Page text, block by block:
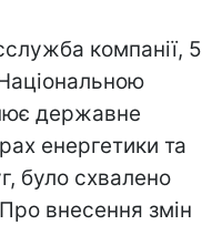
компанії, 5
державне
енергетики та
було схвалено
внесення змін